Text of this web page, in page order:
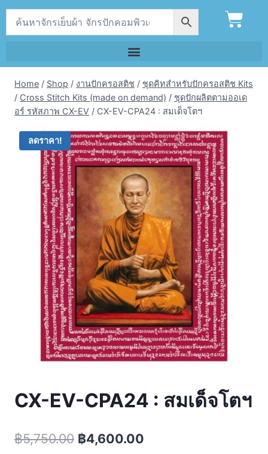
Home / Shop / งานปักครอสติช / ชุดคิทสำหรับปักครอสติช Kits
/ Cross Stitch Kits (made on demand) / ชุดปักผลิตตามออเด
อร์ รหัสภาพ CX-EV / CX-EV-CPA24 : สมเด็จโตฯ
ลดราคา!
CX-EV-CPA24 : สมเด็จโตฯ
฿5,750.00 ฿4,600.00